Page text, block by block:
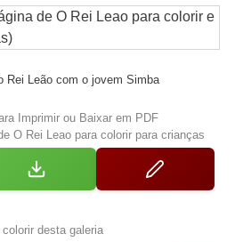
Rei Leão com o jovem Simba
Imprimir ou Baixar em PDF
O Rei Leao para colorir para crianças
desta galeria